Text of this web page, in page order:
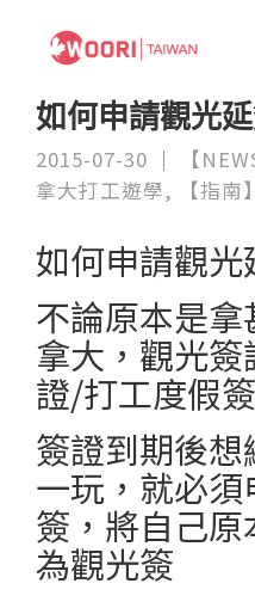
如何申請觀光
2015-07-30 【
拿大打工遊學, 【指
如何申請觀光
不論原本是
拿大，觀光
證/打工度假
簽證到期後
一玩，就必
簽，將自己原
為觀光簽